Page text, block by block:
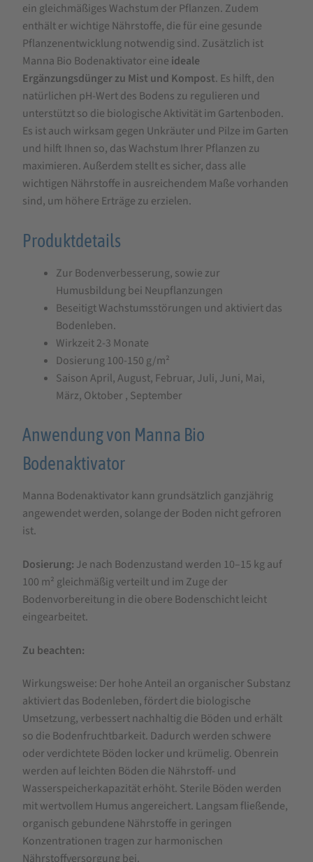
ein gleichmäßiges Wachstum der Pflanzen. Zudem
enthält er wichtige Nährstoffe, die für eine gesunde
Pflanzenentwicklung notwendig sind. Zusätzlich ist
Manna Bio Bodenaktivator eine ideale
Ergänzungsdünger zu Mist und Kompost. Es hilft, den
natürlichen pH-Wert des Bodens zu regulieren und
unterstützt so die biologische Aktivität im Gartenboden.
Es ist auch wirksam gegen Unkräuter und Pilze im Garten
und hilft Ihnen so, das Wachstum Ihrer Pflanzen zu
maximieren. Außerdem stellt es sicher, dass alle
wichtigen Nährstoffe in ausreichendem Maße vorhanden
sind, um höhere Erträge zu erzielen.
Produktdetails
Zur Bodenverbesserung, sowie zur
Humusbildung bei Neupflanzungen
Beseitigt Wachstumsstörungen und aktiviert das
Bodenleben.
Wirkzeit 2-3 Monate
Dosierung 100-150 g/m²
Saison April, August, Februar, Juli, Juni, Mai,
März, Oktober , September
Anwendung von Manna Bio
Bodenaktivator
Manna Bodenaktivator kann grundsätzlich ganzjährig
angewendet werden, solange der Boden nicht gefroren
ist.
Dosierung: Je nach Bodenzustand werden 10–15 kg auf
100 m² gleichmäßig verteilt und im Zuge der
Bodenvorbereitung in die obere Bodenschicht leicht
eingearbeitet.
Zu beachten:
Wirkungsweise: Der hohe Anteil an organischer Substanz
aktiviert das Bodenleben, fördert die biologische
Umsetzung, verbessert nachhaltig die Böden und erhält
so die Bodenfruchtbarkeit. Dadurch werden schwere
oder verdichtete Böden locker und krümelig. Obenrein
werden auf leichten Böden die Nährstoff- und
Wasserspeicherkapazität erhöht. Sterile Böden werden
mit wertvollem Humus angereichert. Langsam fließende,
organisch gebundene Nährstoffe in geringen
Konzentrationen tragen zur harmonischen
Nährstoffversorgung bei.